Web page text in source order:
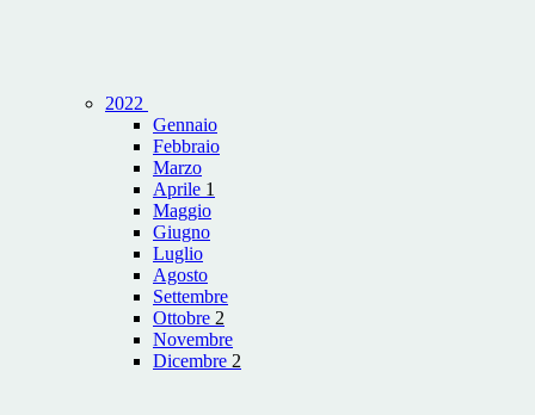
2022
Gennaio
Febbraio
Marzo
Aprile 1
Maggio
Giugno
Luglio
Agosto
Settembre
Ottobre 2
Novembre
Dicembre 2